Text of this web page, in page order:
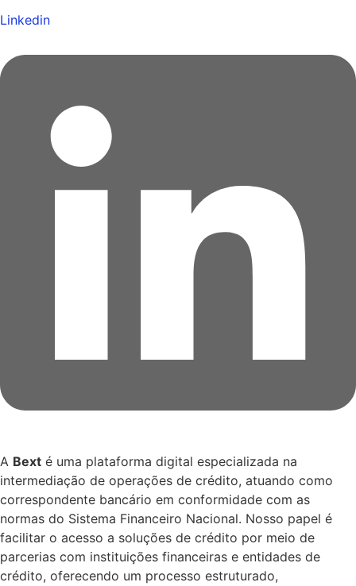
Linkedin
A Bext é uma plataforma digital especializada na
intermediação de operações de crédito, atuando como
correspondente bancário em conformidade com as
normas do Sistema Financeiro Nacional. Nosso papel é
facilitar o acesso a soluções de crédito por meio de
parcerias com instituições financeiras e entidades de
crédito, oferecendo um processo estruturado,